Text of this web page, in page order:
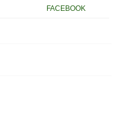
FACEBOOK